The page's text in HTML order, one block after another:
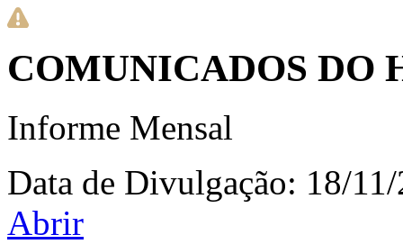
COMUNICADOS DO
Informe Mensal
Data de Divulgação: 18/
Abrir